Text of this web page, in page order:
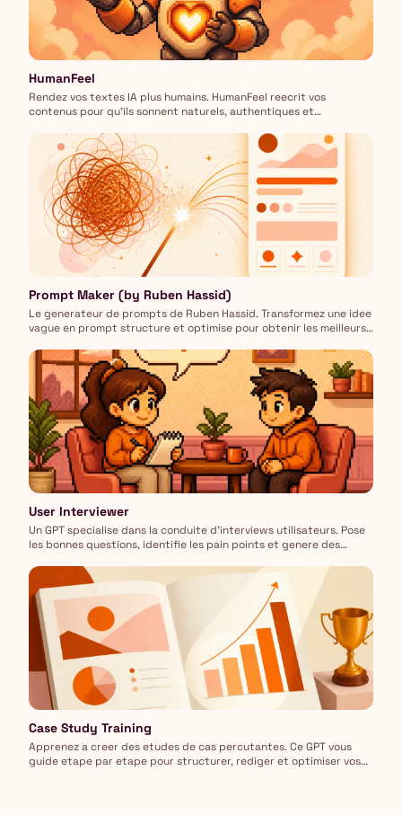
HumanFeel
Rendez vos textes IA plus humains. HumanFeel reecrit vos
contenus pour qu'ils sonnent naturels, authentiques et
Prompt Maker (by Ruben Hassid)
Le generateur de prompts de Ruben Hassid. Transformez une idee
vague en prompt structure et optimise pour obtenir les meilleurs
User Interviewer
Un GPT specialise dans la conduite d'interviews utilisateurs. Pose
les bonnes questions, identifie les pain points et genere des
Case Study Training
Apprenez a creer des etudes de cas percutantes. Ce GPT vous
guide etape par etape pour structurer, rediger et optimiser vos